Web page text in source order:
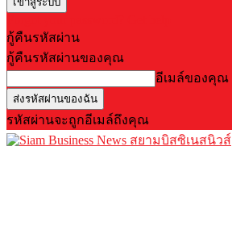
กู้คืนรหัสผ่าน
กู้คืนรหัสผ่านของคุณ
อีเมล์ของคุณ
รหัสผ่านจะถูกอีเมล์ถึงคุณ
สยามบิสซิเนสนิวส์